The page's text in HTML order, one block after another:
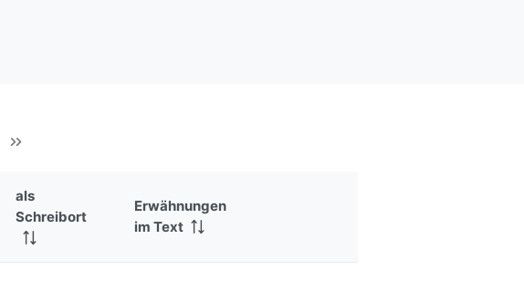
als
Schreibort
Erwähnungen
im Text